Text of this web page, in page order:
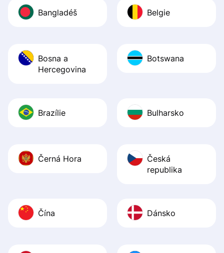
Bangladéš Belgie
Bosna a
Hercegovina
Botswana
Brazílie Bulharsko
Černá Hora
Česká
republika
Čína Dánsko